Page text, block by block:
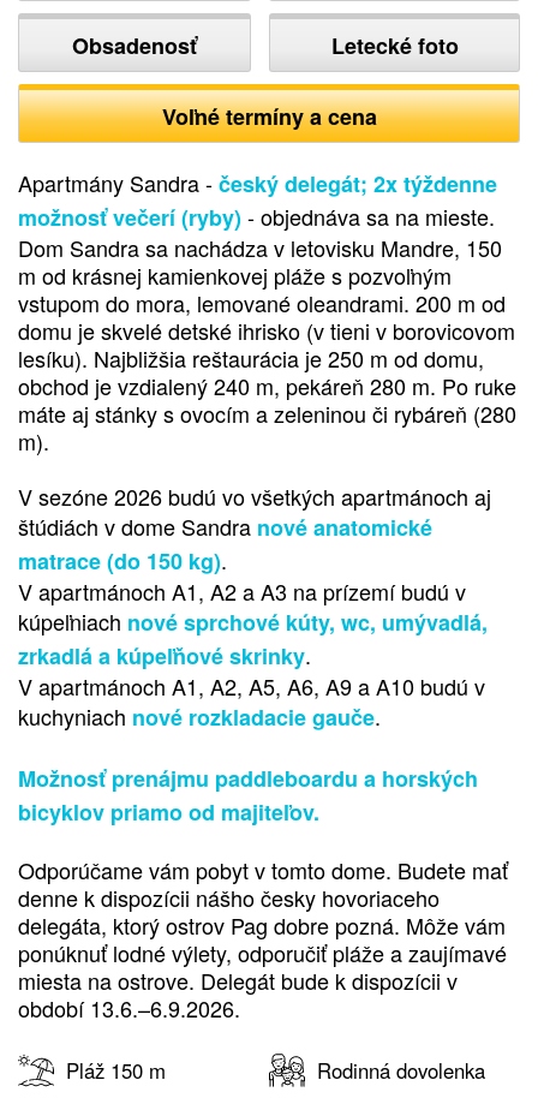
Obsadenosť Letecké foto
Voľné termíny a cena
Apartmány Sandra -český delegát; 2x týždenne
možnosť večerí (ryby)- objednáva sa na mieste.
Dom Sandra sa nachádza v letovisku Mandre, 150
m od krásnej kamienkovej pláže s pozvoľným
vstupom do mora, lemované oleandrami. 200 m od
domu je skvelé detské ihrisko (v tieni v borovicovom
lesíku). Najbližšia reštaurácia je 250 m od domu,
obchod je vzdialený 240 m, pekáreň 280 m. Po ruke
máte aj stánky s ovocím a zeleninou či rybáreň (280
m).
V sezóne 2026 budú vo všetkých apartmánoch aj
štúdiách v dome Sandra nové anatomické
matrace (do 150 kg).
V apartmánoch A1, A2 a A3 na prízemí budú v
kúpeľniach nové sprchové kúty, wc, umývadlá,
zrkadlá a kúpeľňové skrinky.
V apartmánoch A1, A2, A5, A6, A9 a A10 budú v
kuchyniach nové rozkladacie gauče.
Možnosť prenájmu paddleboardu a horských
bicyklov priamo od majiteľov.
Odporúčame vám pobyt v tomto dome. Budete mať
denne k dispozícii nášho česky hovoriaceho
delegáta, ktorý ostrov Pag dobre pozná. Môže vám
ponúknuť lodné výlety, odporučiť pláže a zaujímavé
miesta na ostrove. Delegát bude k dispozícii v
období 13.6.–6.9.2026.
Pláž 150 m
Rodinná dovolenka